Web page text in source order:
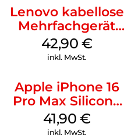
Lenovo kabellose
Mehrfachgerät
Luna Grey
42,90 €
inkl. MwSt.
Apple iPhone 16
Pro Max Silicone
Case MagSafe
Ultramarine
41,90 €
inkl. MwSt.